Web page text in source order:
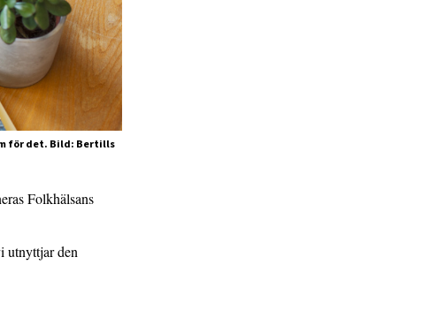
för det. Bild: Bertills
Folkhälsans
utnyttjar den